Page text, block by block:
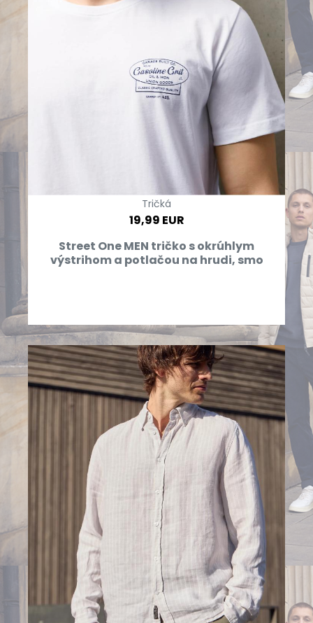
Tričká
19,99 EUR
Street One MEN tričko s okrúhlym
výstrihom a potlačou na hrudi, smo